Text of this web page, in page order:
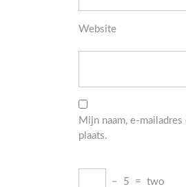
Website
Mijn naam, e-
plaats.
− 5 = two